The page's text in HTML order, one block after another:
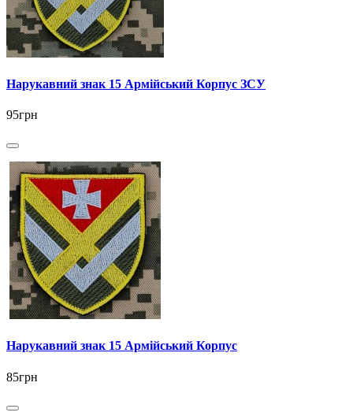
Нарукавний знак 15 Армійський Корпус ЗСУ
95грн
Нарукавний знак 15 Армійський Корпус
85грн